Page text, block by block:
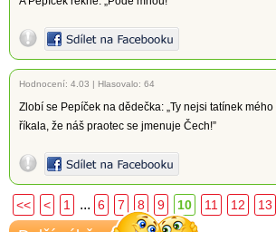
Hodnocení: 4.03 | Hlasovalo: 64
Zlobí se Pepíček na dědečka: „Ty nejsi tatínek
říkala, že náš praotec se jmenuje Čech!”
<< < 1 ... 6 7 8 9 10 11 12 13